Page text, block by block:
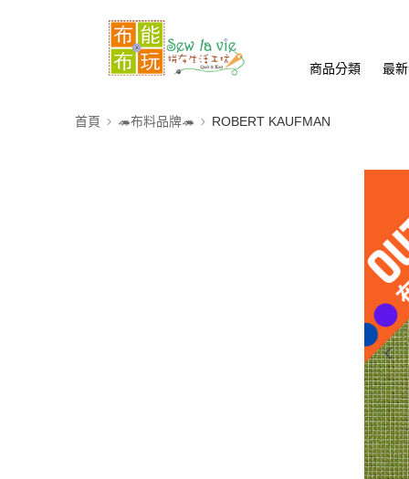
商品分類 最
首頁 🦔布料品牌🦔 ROBERT KAUFMAN